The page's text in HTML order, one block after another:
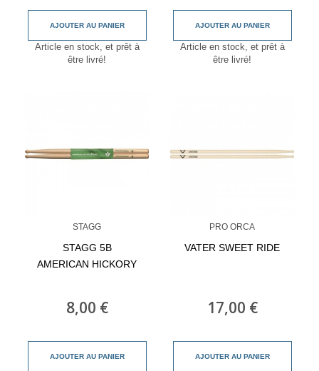
AJOUTER AU PANIER
Article en stock, et prêt à
être livré!
AJOUTER AU PANIER
Article en stock, et prêt à
être livré!
STAGG
STAGG 5B
AMERICAN HICKORY
8,00 €
AJOUTER AU PANIER
PRO ORCA
VATER SWEET RIDE
17,00 €
AJOUTER AU PANIER